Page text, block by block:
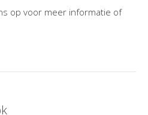
op voor meer informatie of